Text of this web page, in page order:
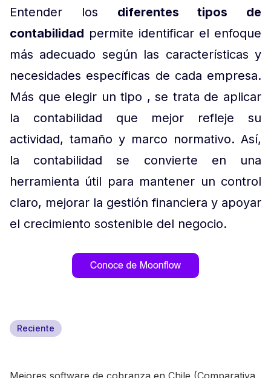
Entender los diferentes tipos de
contabilidad permite identificar el enfoque
más adecuado según las características y
necesidades específicas de cada empresa.
Más que elegir un tipo , se trata de aplicar
la contabilidad que mejor refleje su
actividad, tamaño y marco normativo. Así,
la contabilidad se convierte en una
herramienta útil para mantener un control
claro, mejorar la gestión financiera y apoyar
el crecimiento sostenible del negocio.
Reciente
Mejores software de cobranza en Chile (Comparativa